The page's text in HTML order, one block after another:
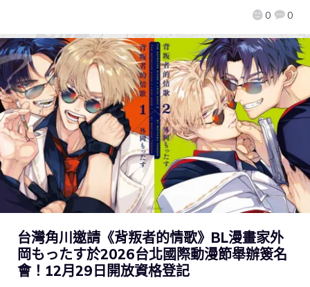
0 0
台灣角川邀請《背叛者的情歌》BL漫畫家外
岡もったす於2026台北國際動漫節舉辦簽名
會！12月29日開放資格登記